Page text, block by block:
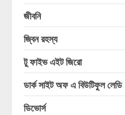
জীবনি
জ্বিন রহস্য
টু ফাইভ এইট জিরো
ডার্ক সাইট অফ এ বিউটিফুল লেডি
ডিভোর্স